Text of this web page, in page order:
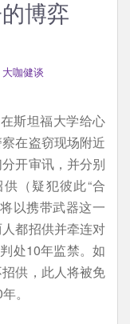
博弈
大咖健谈
斯坦福大学给心
在盗窃现场附近
开审讯，并分别
（疑犯彼此“合
以携带武器这一
都招供并牵连对
处10年监禁。如
供，此人将被免
。